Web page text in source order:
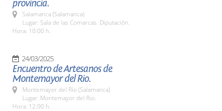
provincia.
Salamanca (Salamanca)
Lugar: Sala de las Comarcas. Diputación.
Hora: 10:00 h.
24/03/2025
Encuentro de Artesanos de
Montemayor del Rio.
Montemayor del Río (Salamanca)
Lugar: Montemayor del Rio.
Hora: 12:00 h.